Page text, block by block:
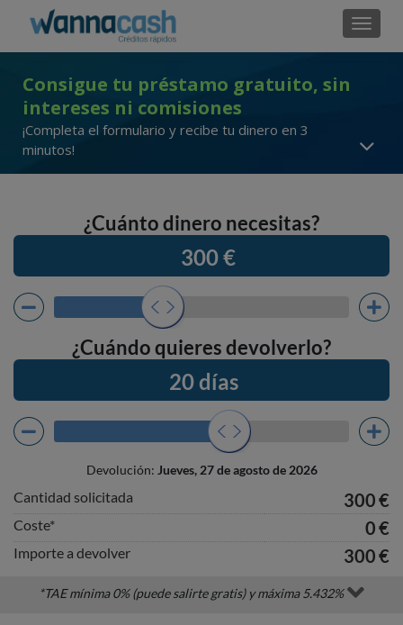
Consigue tu préstamo gratuito, sin
intereses ni comisiones
¡Completa el formulario y recibe tu dinero en 3
minutos!